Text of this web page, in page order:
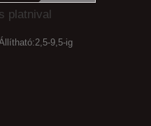
platnival
9,5-ig